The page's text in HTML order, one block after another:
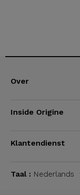
Over
Inside Origine
Klantendienst
Taal : Nederlands